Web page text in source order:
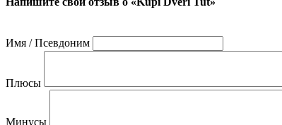
Имя / Псевдоним
Плюсы
Минусы